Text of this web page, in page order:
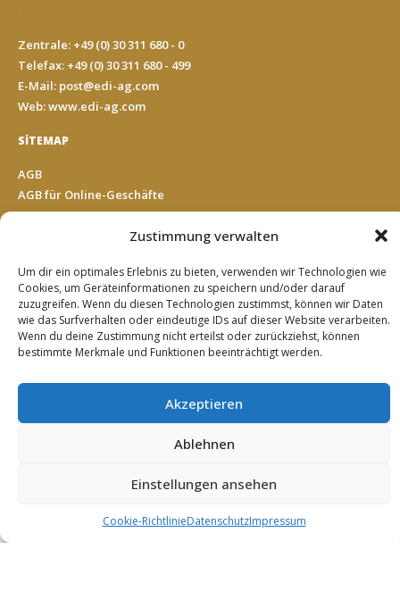
Zustimmung verwalten
Um dir ein optimales Erlebnis zu bieten, verwenden wir Technologien wie
Cookies, um Geräteinformationen zu speichern und/oder darauf
zuzugreifen. Wenn du diesen Technologien zustimmst, können wir Daten
wie das Surfverhalten oder eindeutige IDs auf dieser Website verarbeiten.
Wenn du deine Zustimmung nicht erteilst oder zurückziehst, können
bestimmte Merkmale und Funktionen beeinträchtigt werden.
Akzeptieren
Ablehnen
Einstellungen ansehen
Cookie-RichtlinieDatenschutzImpressum
Zentrale: +49 (0) 30 311 680 - 0
Telefax: +49 (0) 30 311 680 - 499
E-Mail: post@edi-ag.com
Web: www.edi-ag.com
SITEMAP
AGB
AGB für Online-Geschäfte
Impressum
Kontakt
SUCHE
Search
© 2019 EDI Einkaufsgemeinschaft Deutscher Impulshandel
English(İngilizce) German(Almanca